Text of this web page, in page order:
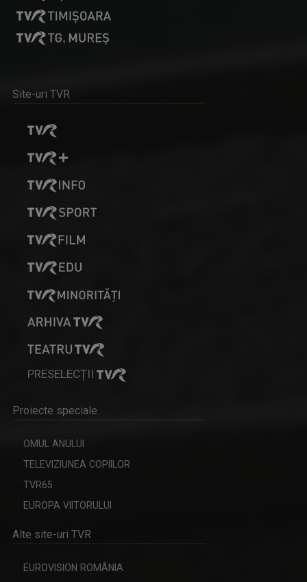
Site-uri TVR
PRESELECȚII
Proiecte speciale
OMUL ANULUI
TELEVIZIUNEA COPIILOR
TVR65
EUROPA VIITORULUI
Alte site-uri TVR
EUROVISION ROMÂNIA